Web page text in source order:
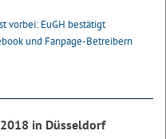
vorbei: EuGH bestätigt
und Fanpage-Betreibern
in Düsseldorf